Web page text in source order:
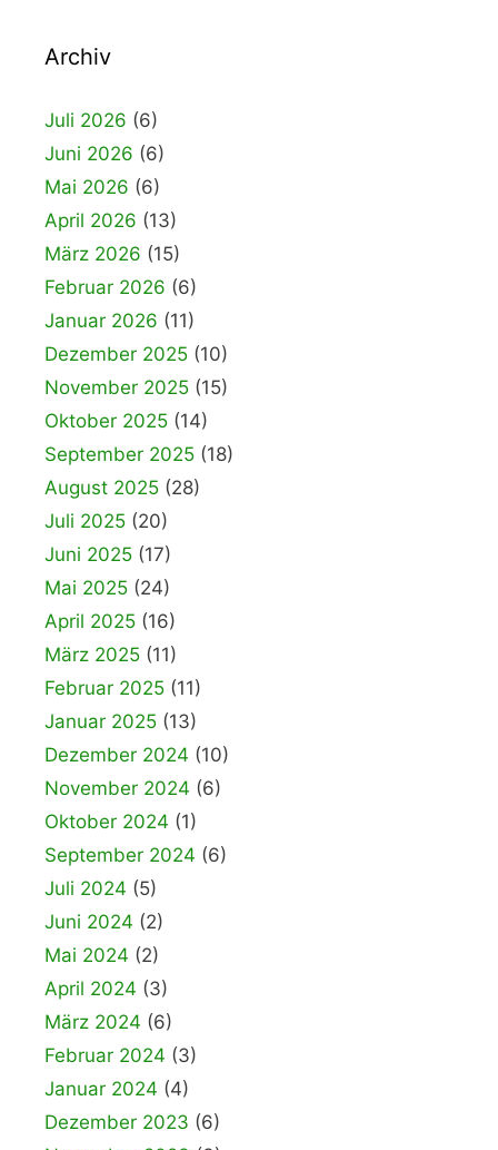
Archiv
Juli 2026 (6)
Juni 2026 (6)
Mai 2026 (6)
April 2026 (13)
März 2026 (15)
Februar 2026 (6)
Januar 2026 (11)
Dezember 2025 (10)
November 2025 (15)
Oktober 2025 (14)
September 2025 (18)
August 2025 (28)
Juli 2025 (20)
Juni 2025 (17)
Mai 2025 (24)
April 2025 (16)
März 2025 (11)
Februar 2025 (11)
Januar 2025 (13)
Dezember 2024 (10)
November 2024 (6)
Oktober 2024 (1)
September 2024 (6)
Juli 2024 (5)
Juni 2024 (2)
Mai 2024 (2)
April 2024 (3)
März 2024 (6)
Februar 2024 (3)
Januar 2024 (4)
Dezember 2023 (6)